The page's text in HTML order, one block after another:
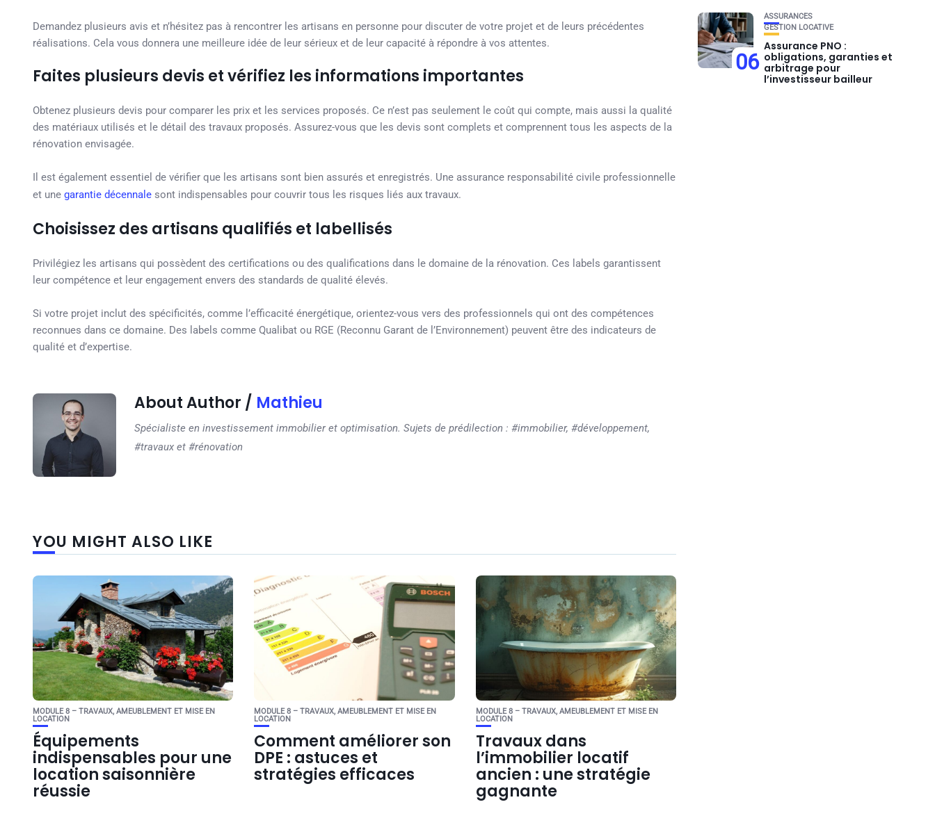
Demandez plusieurs avis et n’hésitez pas à rencontrer les artisans en personne pour discuter de votre projet et de leurs précédentes
réalisations. Cela vous donnera une meilleure idée de leur sérieux et de leur capacité à répondre à vos attentes.
Faites plusieurs devis et vérifiez les informations importantes
Obtenez plusieurs devis pour comparer les prix et les services proposés. Ce n’est pas seulement le coût qui compte, mais aussi la qualité
des matériaux utilisés et le détail des travaux proposés. Assurez-vous que les devis sont complets et comprennent tous les aspects de la
rénovation envisagée.
Il est également essentiel de vérifier que les artisans sont bien assurés et enregistrés. Une assurance responsabilité civile professionnelle
et une garantie décennale sont indispensables pour couvrir tous les risques liés aux travaux.
Choisissez des artisans qualifiés et labellisés
Privilégiez les artisans qui possèdent des certifications ou des qualifications dans le domaine de la rénovation. Ces labels garantissent
leur compétence et leur engagement envers des standards de qualité élevés.
Si votre projet inclut des spécificités, comme l’efficacité énergétique, orientez-vous vers des professionnels qui ont des compétences
reconnues dans ce domaine. Des labels comme Qualibat ou RGE (Reconnu Garant de l’Environnement) peuvent être des indicateurs de
qualité et d’expertise.
About Author / Mathieu
Spécialiste en investissement immobilier et optimisation. Sujets de prédilection : #immobilier, #développement,
#travaux et #rénovation
YOU MIGHT ALSO LIKE
MODULE 8 – TRAVAUX, AMEUBLEMENT ET MISE EN
LOCATION
Équipements
indispensables pour une
location saisonnière
réussie
MODULE 8 – TRAVAUX, AMEUBLEMENT ET MISE EN
LOCATION
Comment améliorer son
DPE : astuces et
stratégies efficaces
MODULE 8 – TRAVAUX, AMEUBLEMENT ET MISE EN
LOCATION
Travaux dans
l’immobilier locatif
ancien : une stratégie
gagnante
06
ASSURANCES
GESTION LOCATIVE
Assurance PNO :
obligations, garanties et
arbitrage pour
l’investisseur bailleur